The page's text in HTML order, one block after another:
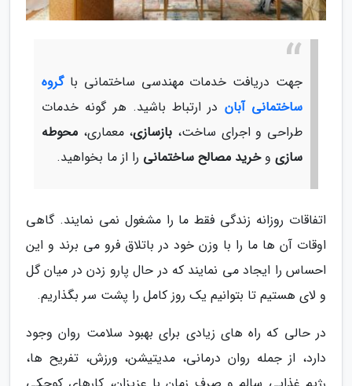
جهت دریافت خدمات مهندسی ساختمانی باگروه
ساختمانی آبان در ارتباط باشید. هر گونه خدمات
طراحی و اجرای ساخت، بازسازی، معماری، محوطه
سازی وخرید مصالح ساختمانی را از ما بخواهید.
اتفاقات روزانه زندگی فقط ما را مشغول نمی نمایند. گاهی
اوقات آن ها ما را با وزن خود در باتلاق فرو می برند و این
احساس را ایجاد می نمایند که در حال پارو زدن در میان گل
و لای هستیم تا بتوانیم یک روز کامل را پشت سر بگذاریم.
در حالی که راه های زیادی برای بهبود سلامت روان وجود
دارد، از جمله روان درمانی، مدیتیشن، ورزش، تفریح ها،